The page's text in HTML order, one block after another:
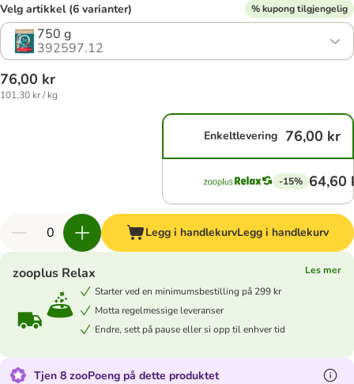
Velg artikkel (6 varianter) % kupong tilgjengelig
750 g
392597.12
76,00 kr
101,30 kr / kg
Enkeltlevering 76,00 kr
-15% 64,60
Legg i handlekurvLegg i handlekurv
zooplus Relax
Les mer
Starter ved en minimumsbestilling på 299 kr
Motta regelmessige leveranser
Endre, sett på pause eller si opp til enhver tid
Tjen 8 zooPoeng på dette produktet